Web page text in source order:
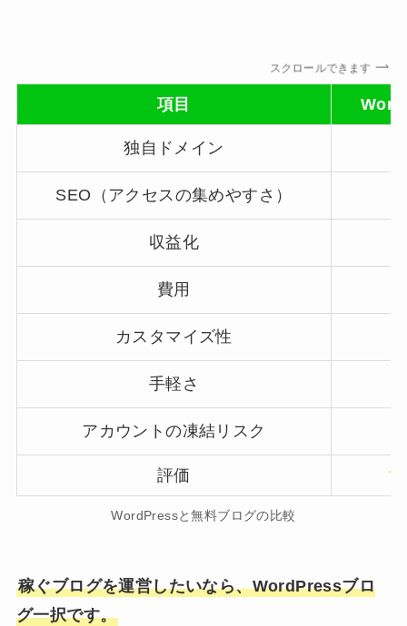
スクロールできます
項目
独自ドメイン
SEO（アクセスの集めやすさ）
収益化
費用
カスタマイズ性
手軽さ
アカウントの凍結リスク
評価
WordPressと無料ブログの比較
稼ぐブログを運営したいなら、WordPressブロ
グ一択です。